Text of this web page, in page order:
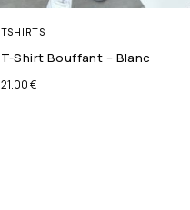
TSHIRTS
T-Shirt Bouffant – Blanc
21.00€